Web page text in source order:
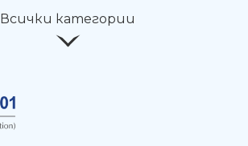
Всички категории